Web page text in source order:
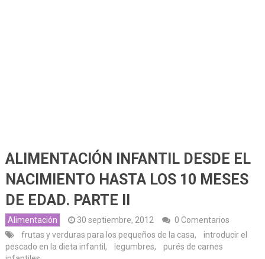
ALIMENTACIÓN INFANTIL DESDE EL
NACIMIENTO HASTA LOS 10 MESES
DE EDAD. PARTE II
Alimentación 30 septiembre, 2012
0 Comentarios
frutas y verduras para los pequeños de la casa,
introducir el
pescado en la dieta infantil , legumbres,
purés de carnes